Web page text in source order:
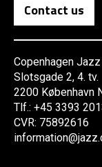
Contact us
Copenhagen
Slotsgade 2, 4. tv.
2200 København
Tlf.: +45 3393
CVR: 75892616